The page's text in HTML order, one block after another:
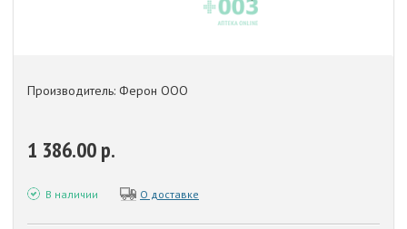
Производитель: Ферон ООО
1 386.00 р.
В наличии О доставке